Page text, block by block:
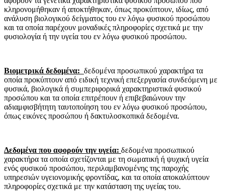
κληρονομήθηκαν ή αποκτήθηκαν, όπως προκύπτουν, ιδίως, από
ανάλυση βιολογικού δείγματος του εν λόγω φυσικού προσώπου
και τα οποία παρέχουν μοναδικές πληροφορίες σχετικά με την
φυσιολογία ή την υγεία του εν λόγω φυσικού προσώπου.
Βιομετρικά δεδομένα: δεδομένα προσωπικού χαρακτήρα τα
οποία προκύπτουν από ειδική τεχνική επεξεργασία συνδεόμενη με
φυσικά, βιολογικά ή συμπεριφορικά χαρακτηριστικά φυσικού
προσώπου και τα οποία επιτρέπουν ή επιβεβαιώνουν την
αδιαμφισβήτητη ταυτοποίηση του εν λόγω φυσικού προσώπου,
όπως εικόνες προσώπου ή δακτυλοσκοπικά δεδομένα.
Δεδομένα που αφορούν την υγεία: δεδομένα προσωπικού
χαρακτήρα τα οποία σχετίζονται με τη σωματική ή ψυχική υγεία
ενός φυσικού προσώπου, περιλαμβανομένης της παροχής
υπηρεσιών υγειονομικής φροντίδας, και τα οποία αποκαλύπτουν
πληροφορίες σχετικά με την κατάσταση της υγείας του.